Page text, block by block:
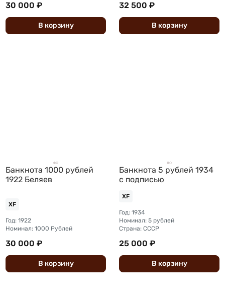
30 000 ₽
В корзину
32 500 ₽
В корзину
Банкнота 1000 рублей
1922 Беляев
XF
Год: 1922
Номинал: 1000 Рублей
30 000 ₽
В корзину
Банкнота 5 рублей 1934
с подписью
XF
Год: 1934
Номинал: 5 рублей
Страна: СССР
25 000 ₽
В корзину